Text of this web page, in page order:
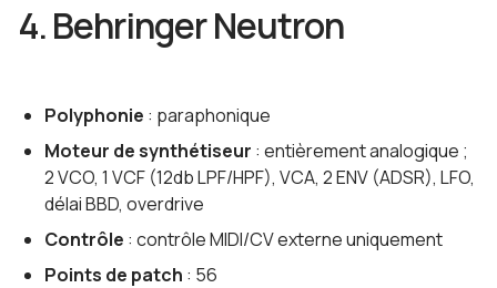
4. Behringer Neutron
Polyphonie : paraphonique
Moteur de synthétiseur : entièrement analogique ;
2 VCO, 1 VCF (12db LPF/HPF), VCA, 2 ENV (ADSR), LFO,
délai BBD, overdrive
Contrôle : contrôle MIDI/CV externe uniquement
Points de patch : 56